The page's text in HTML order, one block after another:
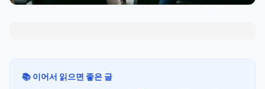
📚 이어서 읽으면 좋은 글